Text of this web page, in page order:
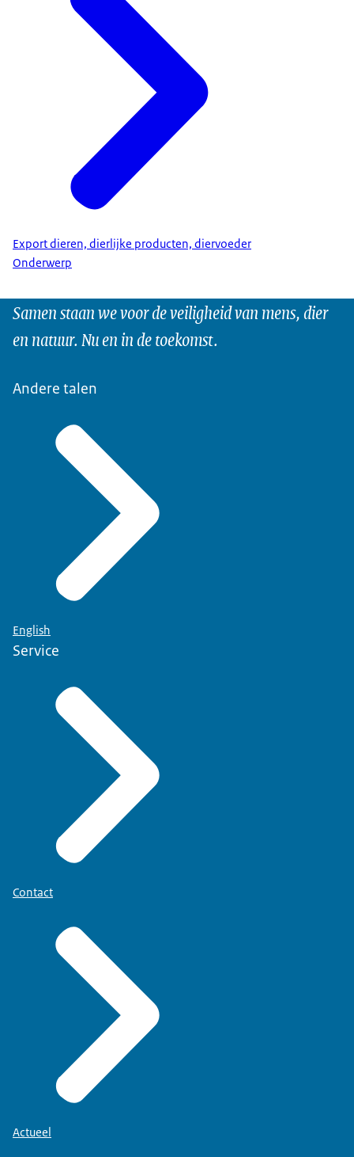
Export dieren, dierlijke producten, diervoeder
Onderwerp
Samen staan we voor de veiligheid van mens, dier
en natuur. Nu en in de toekomst.
Andere talen
English
Service
Contact
Actueel